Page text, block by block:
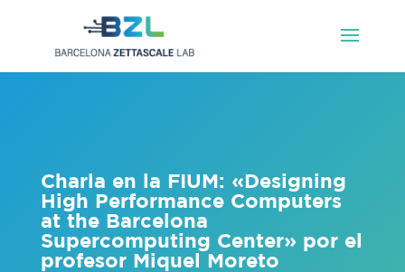
Charla en la FIUM: «Designing
High Performance Computers
at the Barcelona
Supercomputing Center» por el
profesor Miquel Moreto